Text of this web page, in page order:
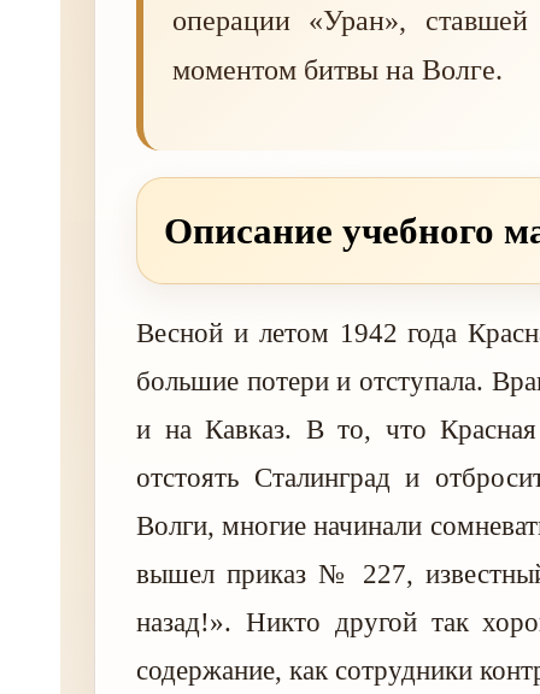
операции «Уран»,
моментом битвы на Волге.
Описание учебного
Весной и летом 1942 года
большие потери и отступала.
и на Кавказ. В то, что
отстоять Сталинград и
Волги, многие начинали
вышел приказ № 227,
назад!». Никто другой так
содержание, как сотрудники